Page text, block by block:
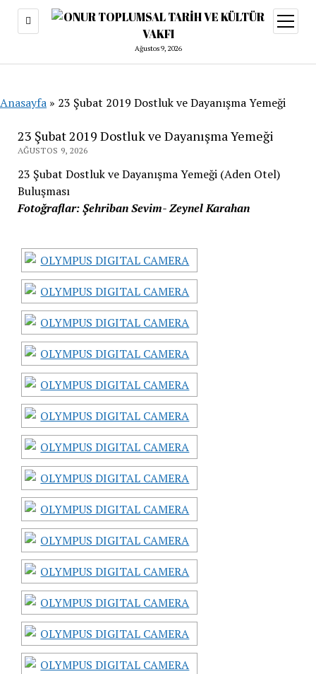
Ağustos 9, 2026
aç
Anasayfa » 23 Şubat 2019 Dostluk ve Dayanışma Yemeği
23 Şubat 2019 Dostluk ve Dayanışma Yemeği
AĞUSTOS 9, 2026
23 Şubat Dostluk ve Dayanışma Yemeği (Aden Otel)
Buluşması
Fotoğraflar: Şehriban Sevim- Zeynel Karahan